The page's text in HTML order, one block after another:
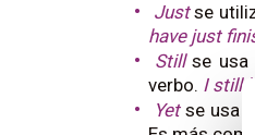
Justse
have just
Stillse usa
verbo. I still
Yetse usa